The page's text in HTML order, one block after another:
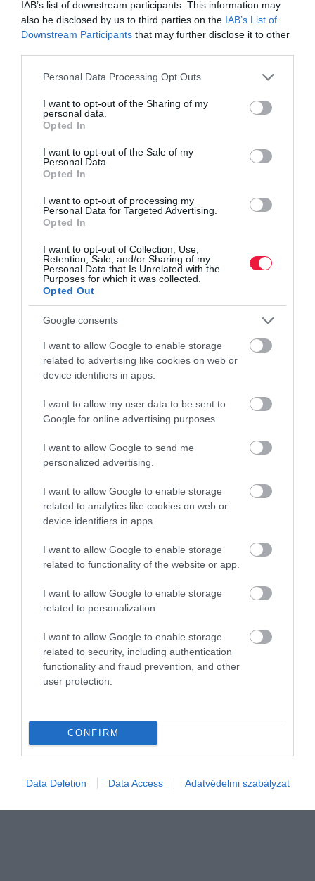
IAB’s list of downstream participants. This information may
also be disclosed by us to third parties on the IAB’s List of
Downstream Participants that may further disclose it to other
Please note that this website/app uses one or more Google
not limited to your visit or usage behaviour. You may click to
grant or deny consent to Google and its third-party tags to
use your data for below specified purposes in below Google
consent section.
Personal Data Processing Opt Outs
I want to opt-out of the Sharing of my
personal data.
Opted In
I want to opt-out of the Sale of my
Personal Data.
Opted In
I want to opt-out of processing my
Personal Data for Targeted Advertising.
Opted In
I want to opt-out of Collection, Use,
Retention, Sale, and/or Sharing of my
Personal Data that Is Unrelated with the
Purposes for which it was collected.
Opted Out
Google consents
I want to allow Google to enable storage
related to advertising like cookies on web or
device identifiers in apps.
I want to allow my user data to be sent to
Google for online advertising purposes.
I want to allow Google to send me
personalized advertising.
I want to allow Google to enable storage
related to analytics like cookies on web or
device identifiers in apps.
I want to allow Google to enable storage
related to functionality of the website or app.
I want to allow Google to enable storage
related to personalization.
I want to allow Google to enable storage
related to security, including authentication
functionality and fraud prevention, and other
user protection.
CONFIRM
Data Deletion Data Access Adatvédelmi szabályzat
magyarországi lakóingatlan felújításához, ami
több, mint a teljes 2021-es magyar GDP harmada.
forint volt akkor, tehát kijelenthető, sokévnyi
munkát jelentene egy hasonló projekt.
korszerűsítés kádár-kocka energetika
felújítás beruházás
Egyre többen keresnek állandó otthont a
Balatonnál, de miért?
társasházi lakásokat keresik.